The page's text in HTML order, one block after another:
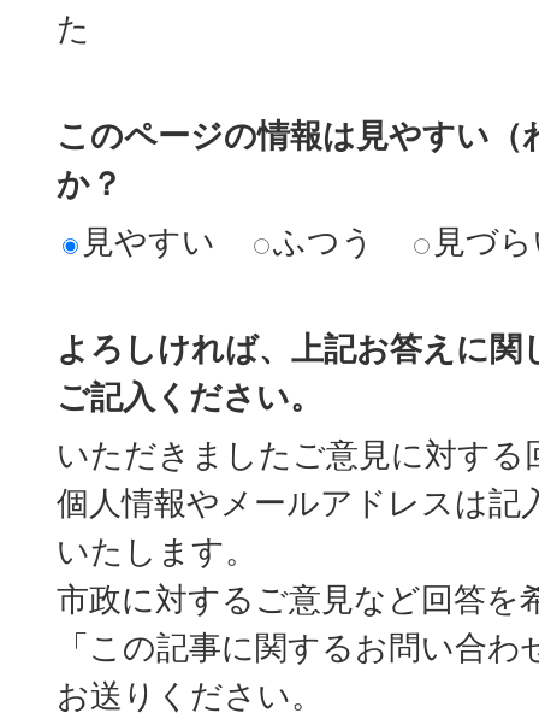
た
このページの情報は見やすい
か？
見やすい
ふつう 見づ
よろしければ、上記お答えに関
ご記入ください。
いただきましたご意見に対する
個人情報やメールアドレスは記
いたします。
市政に対するご意見など回答を
「この記事に関するお問い合
お送りください。